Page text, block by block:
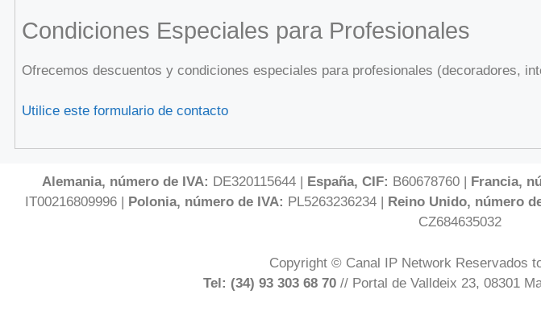
Condiciones Especiales para Profesionales
Ofrecemos descuentos y condiciones especiales para profesionales (decoradores,
Utilice este formulario de contacto
Alemania, número de IVA: DE320115644 | España, CIF: B60678760 | Francia,
IT00216809996 | Polonia, número de IVA: PL5263236234 | Reino Unido, número
CZ684635032
Copyright © Canal IP Network Reservados
Tel: (34) 93 303 68 70 // Portal de Valldeix 23, 08301